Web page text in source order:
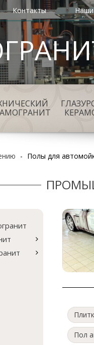
Контакты
- Полы для
Пол